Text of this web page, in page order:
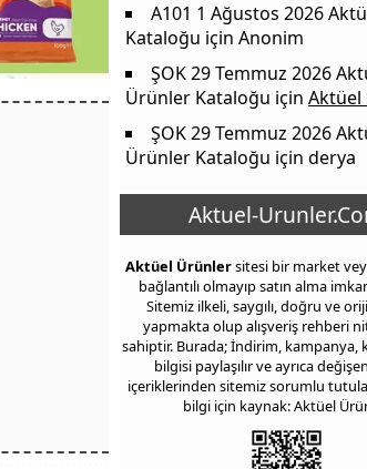
A101 1 Ağustos 2026
Kataloğu için Anonim
ŞOK 29 Temmuz 2026
Ürünler Kataloğu için
ŞOK 29 Temmuz 2026
Ürünler Kataloğu için derya
Aktuel-
Aktüel Ürünlersitesi bir market
bağlantılı olmayıp satın alma
Sitemiz ilkeli, saygılı, doğru ve
yapmakta olup alışveriş rehberi
sahiptir. Burada; İndirim, kampanya,
bilgisi paylaşılır ve ayrıca
içeriklerinden sitemiz sorumlu
bilgi için kaynak: Aktüel